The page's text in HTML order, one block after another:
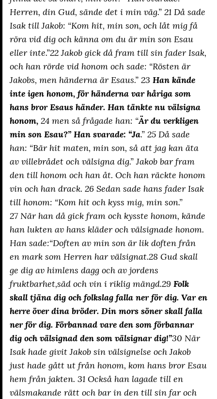
Herren, din Gud, sände det i min väg.” 21 Då sade
Isak till Jakob: “Kom hit, min son, och låt mig få
röra vid dig och känna om du är min son Esau
eller inte.”22 Jakob gick då fram till sin fader Isak,
och han rörde vid honom och sade: “Rösten är
Jakobs, men händerna är Esaus.” 23 Han kände
inte igen honom, för händerna var håriga som
hans bror Esaus händer. Han tänkte nu välsigna
honom, 24 men så frågade han: “Är du verkligen
min son Esau?” Han svarade: “Ja.” 25 Då sade
han: “Bär hit maten, min son, så att jag kan äta
av villebrådet och välsigna dig.” Jakob bar fram
den till honom och han åt. Och han räckte honom
vin och han drack. 26 Sedan sade hans fader Isak
till honom: “Kom hit och kyss mig, min son.”
27 När han då gick fram och kysste honom, kände
han lukten av hans kläder och välsignade honom.
Han sade:“Doften av min son är lik doften från
en mark som Herren har välsignat.28 Gud skall
ge dig av himlens dagg och av jordens
fruktbarhet,säd och vin i riklig mängd.29 Folk
skall tjäna dig och folkslag falla ner för dig. Var en
herre över dina bröder. Din mors söner skall falla
ner för dig. Förbannad vare den som förbannar
dig och välsignad den som välsignar dig!”30 När
Isak hade givit Jakob sin välsignelse och Jakob
just hade gått ut från honom, kom hans bror Esau
hem från jakten. 31 Också han lagade till en
välsmakande rätt och bar in den till sin far och